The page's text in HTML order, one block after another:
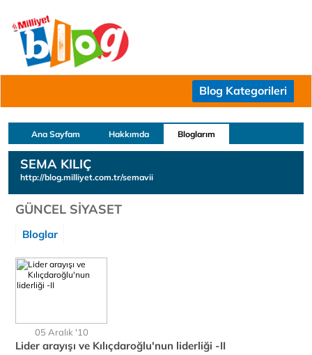
Blog Kategorileri
Ana Sayfam Hakkımda Bloglarım
SEMA KILIÇ
http://blog.milliyet.com.tr/semavii
GÜNCEL SİYASET
Bloglar
05 Aralık '10
Lider arayışı ve Kılıçdaroğlu'nun liderliği -II